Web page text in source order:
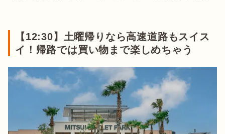
【12:30】土曜帰りなら高速道路もスイス
イ！帰路では買い物まで楽しめちゃう